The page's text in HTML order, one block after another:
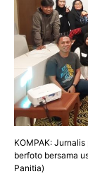
KOMPAK:
berfoto bersama
Panitia)